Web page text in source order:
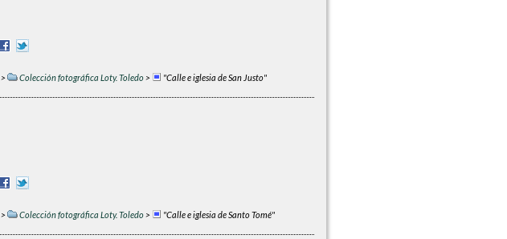
> Colección fotográfica Loty. Toledo> "Calle e iglesia de San Justo"
> Colección fotográfica Loty. Toledo> "Calle e iglesia de Santo Tomé"